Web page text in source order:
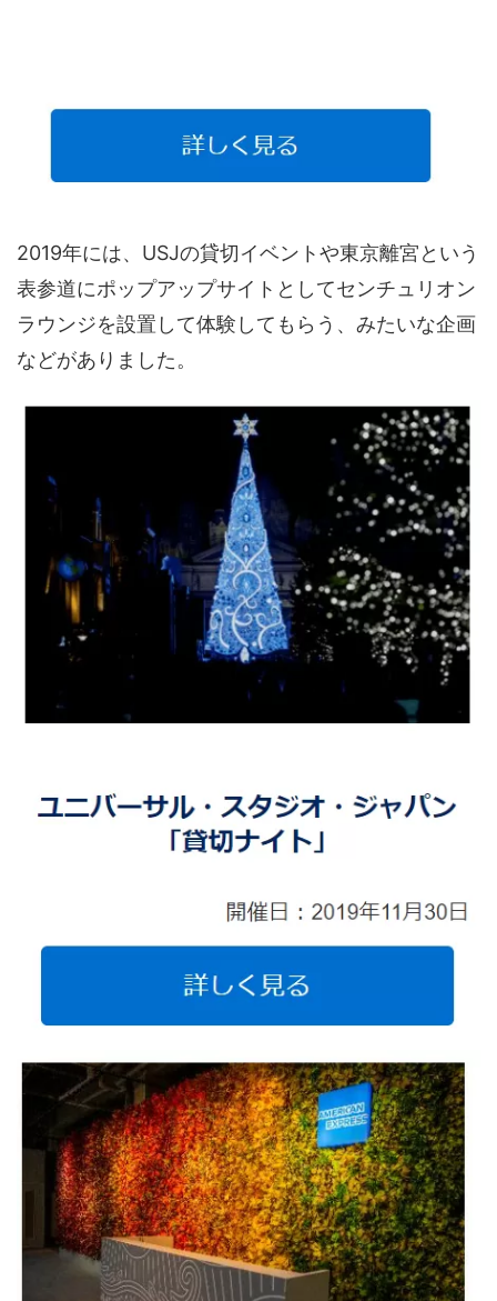
2019年には、USJの貸切イベントや東京離宮という
表参道にポップアップサイトとしてセンチュリオン
ラウンジを設置して体験してもらう、みたいな企画
などがありました。